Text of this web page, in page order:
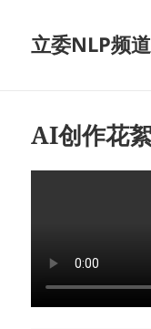
立委NLP频道
AI创作花